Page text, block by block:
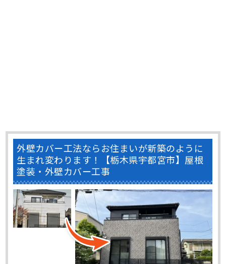
外壁カバー工法ならお住まいが新築のように
生まれ変わります！【栃木県宇都宮市】屋根
塗装・外壁カバー工事